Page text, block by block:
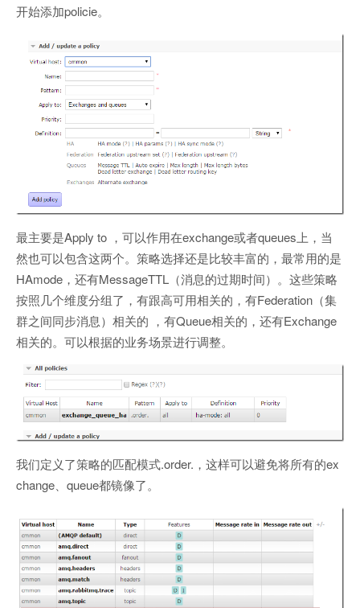
开始添加policie。
最主要是Apply to ，可以作用在exchange或者queues上，当
然也可以包含这两个。策略选择还是比较丰富的，最常用的是
HAmode，还有MessageTTL（消息的过期时间）。这些策略
按照几个维度分组了，有跟高可用相关的，有Federation（集
群之间同步消息）相关的 ，有Queue相关的，还有Exchange
相关的。可以根据的业务场景进行调整。
我们定义了策略的匹配模式.order.，这样可以避免将所有的ex
change、queue都镜像了。